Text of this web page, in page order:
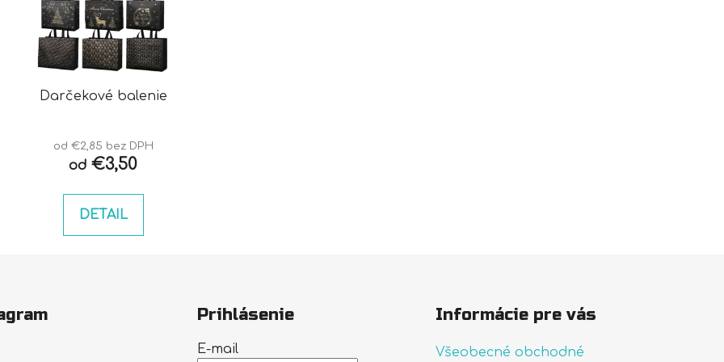
Darčekové balenie
od €2,85 bez DPH
od €3,50
DETAIL
Prihlásenie
E-mail
Informácie pre vás
Všeobecné obchodné